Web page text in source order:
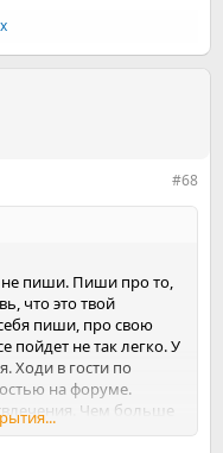
#68
не пиши. Пиши про то,
что это твой
пиши, про свою
пойдет не так легко. У
Ходи в гости по
на форуме.
Чем больше
в ответ. Попробуй